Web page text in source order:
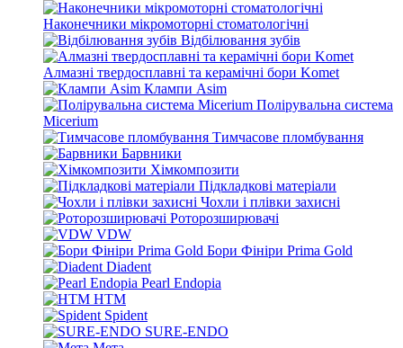
Наконечники мікромоторні стоматологічні
Відбілювання зубів
Алмазні твердосплавні та керамічні бори Komet
Клампи Asim
Полірувальна система
Micerium
Тимчасове пломбування
Барвники
Хімкомпозити
Підкладкові матеріали
Чохли і плівки захисні
Роторозширювачі
VDW
Бори Фініри Prima Gold
Diadent
Pearl Endopia
HTM
Spident
SURE-ENDO